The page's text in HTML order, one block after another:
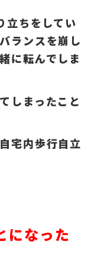
立ちをしてい
ランスを崩し
に転んでしま
しまったこと
宅内歩行自立
なった